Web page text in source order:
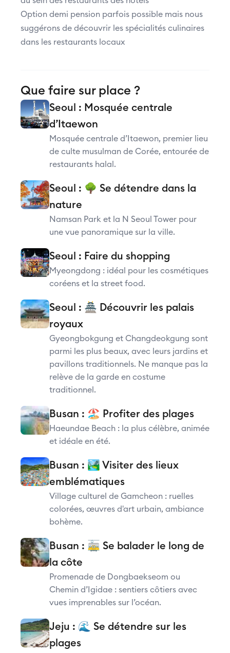
Option demi pension parfois possible mais nous
suggérons de découvrir les spécialités culinaires
dans les restaurants locaux
Que faire sur place ?
Seoul : Mosquée centrale
d’Itaewon
Mosquée centrale d’Itaewon, premier lieu
de culte musulman de Corée, entourée de
restaurants halal.
Seoul : 🌳 Se détendre dans la
nature
Namsan Park et la N Seoul Tower pour
une vue panoramique sur la ville.
Seoul : Faire du shopping
Myeongdong : idéal pour les cosmétiques
coréens et la street food.
Seoul : 🏯 Découvrir les palais
royaux
Gyeongbokgung et Changdeokgung sont
parmi les plus beaux, avec leurs jardins et
pavillons traditionnels. Ne manque pas la
relève de la garde en costume
traditionnel.
Busan : 🏖️ Profiter des plages
Haeundae Beach : la plus célèbre, animée
et idéale en été.
Busan : 🏞️ Visiter des lieux
emblématiques
Village culturel de Gamcheon : ruelles
colorées, œuvres d'art urbain, ambiance
bohème.
Busan : 🚋 Se balader le long de
la côte
Promenade de Dongbaekseom ou
Chemin d’Igidae : sentiers côtiers avec
vues imprenables sur l’océan.
Jeju : 🌊 Se détendre sur les
plages